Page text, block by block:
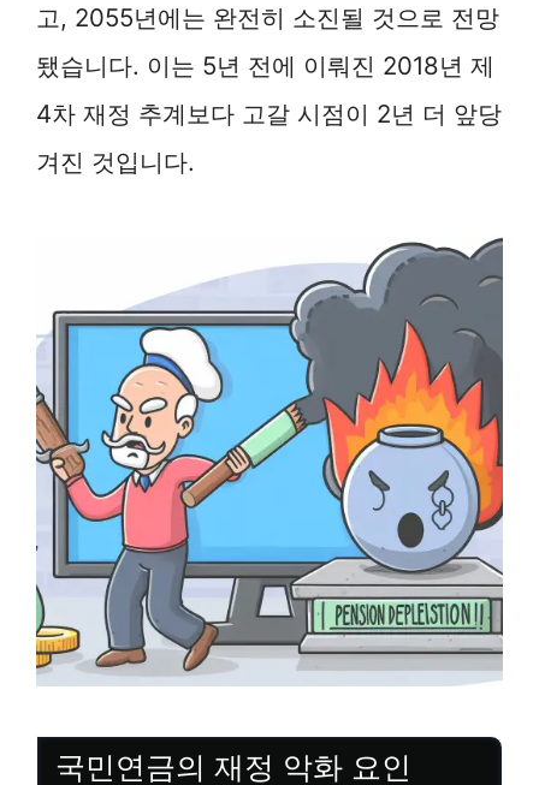
고, 2055년에는 완전히 소진될 것으로 전망
됐습니다. 이는 5년 전에 이뤄진 2018년 제
4차 재정 추계보다 고갈 시점이 2년 더 앞당
겨진 것입니다.
국민연금의 재정 악화 요인